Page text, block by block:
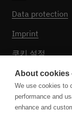
Data protection
Imprint
쿠키 설정
팔로우하기
About cookies
We use cookies to
performance and
enhance and